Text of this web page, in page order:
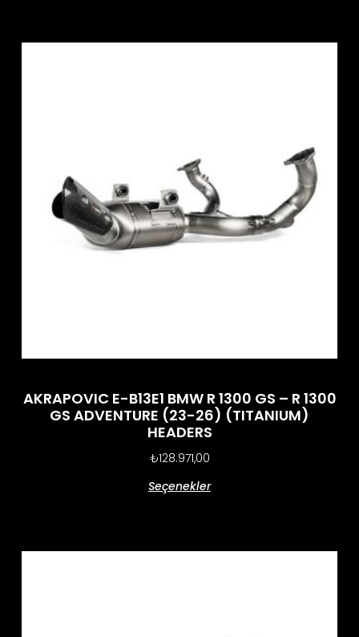
AKRAPOVIC E-B13E1 BMW R 1300 GS – R 1300
GS ADVENTURE (23-26) (TITANIUM)
HEADERS
₺128.971,00
Seçenekler